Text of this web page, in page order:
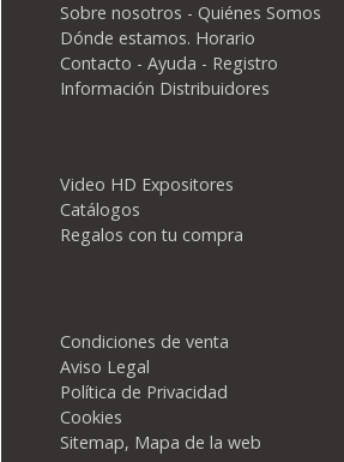
Sobre nosotros - Quiénes Somos
Dónde estamos. Horario
Contacto - Ayuda - Registro
Información Distribuidores
Video HD Expositores
Catálogos
Regalos con tu compra
Condiciones de venta
Aviso Legal
Política de Privacidad
Cookies
Sitemap, Mapa de la web